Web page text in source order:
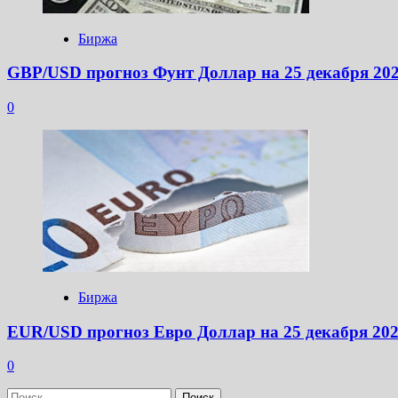
Биржа
GBP/USD прогноз Фунт Доллар на 25 декабря
0
Биржа
EUR/USD прогноз Евро Доллар на 25 декабря
0